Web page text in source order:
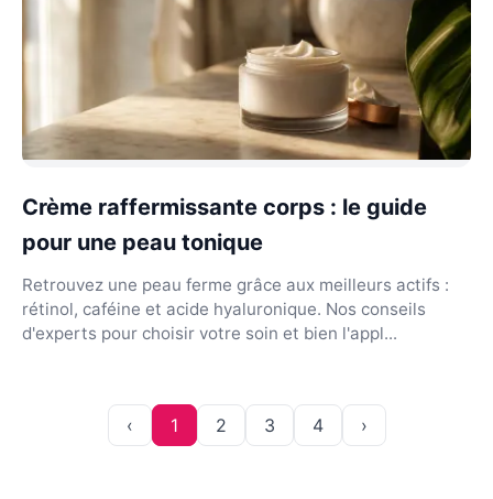
Crème raffermissante corps : le guide
pour une peau tonique
Retrouvez une peau ferme grâce aux meilleurs actifs :
rétinol, caféine et acide hyaluronique. Nos conseils
d'experts pour choisir votre soin et bien l'appl...
‹ 1 2 3 4 ›